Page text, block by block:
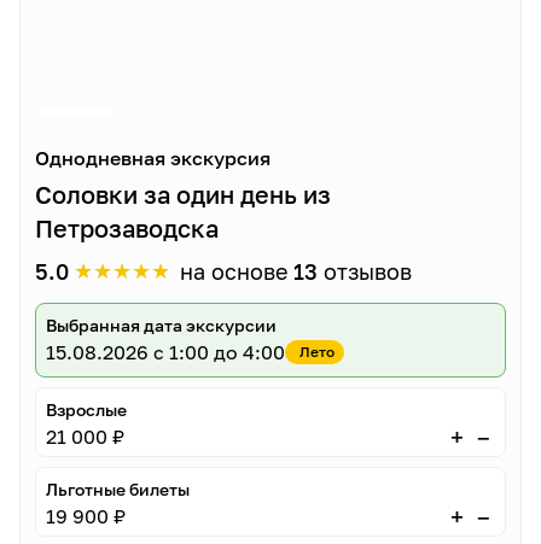
взять с собой перекус
Единственное кафе на острове расположено
на причале вдали от экскурсионных объектов.
Советуем отправляться на экскурсию
храмов женщинам необходимо иметь головной
убор.
Однодневная экскурсия
Соловки за один день из
Петрозаводска
5.0 ★★★★★ на основе 13 отзывов
Выбранная дата экскурсии
15.08.2026 с 1:00 до 4:00 Лето
Взрослые
21 000 ₽ + –
Льготные билеты
19 900 ₽ + –